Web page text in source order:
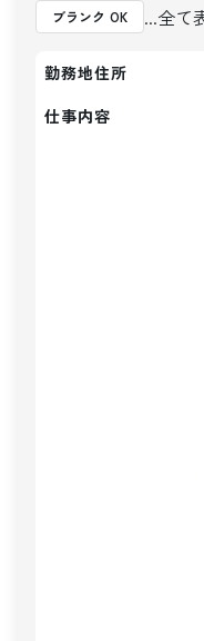
ブランク OK ...全て
勤務地住所
仕事内容